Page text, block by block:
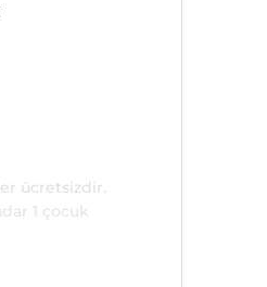
ücretsizdir.
1 çocuk